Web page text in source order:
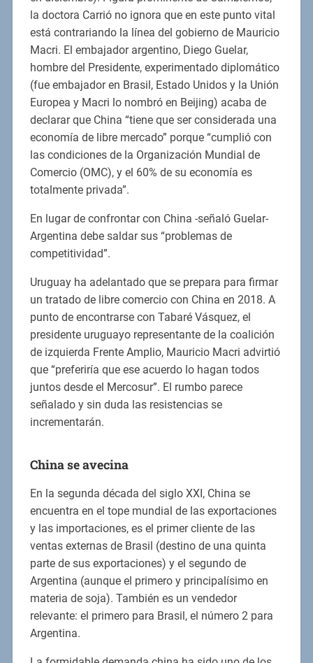
la doctora Carrió no ignora que en este punto vital
está contrariando la línea del gobierno de Mauricio
Macri. El embajador argentino, Diego Guelar,
hombre del Presidente, experimentado diplomático
(fue embajador en Brasil, Estado Unidos y la Unión
Europea y Macri lo nombró en Beijing) acaba de
declarar que China “tiene que ser considerada una
economía de libre mercado” porque “cumplió con
las condiciones de la Organización Mundial de
Comercio (OMC), y el 60% de su economía es
totalmente privada”.
En lugar de confrontar con China -señaló Guelar-
Argentina debe saldar sus “problemas de
competitividad”.
Uruguay ha adelantado que se prepara para firmar
un tratado de libre comercio con China en 2018. A
punto de encontrarse con Tabaré Vásquez, el
presidente uruguayo representante de la coalición
de izquierda Frente Amplio, Mauricio Macri advirtió
que “preferiría que ese acuerdo lo hagan todos
juntos desde el Mercosur”. El rumbo parece
señalado y sin duda las resistencias se
incrementarán.
China se avecina
En la segunda década del siglo XXI, China se
encuentra en el tope mundial de las exportaciones
y las importaciones, es el primer cliente de las
ventas externas de Brasil (destino de una quinta
parte de sus exportaciones) y el segundo de
Argentina (aunque el primero y principalísimo en
materia de soja). También es un vendedor
relevante: el primero para Brasil, el número 2 para
Argentina.